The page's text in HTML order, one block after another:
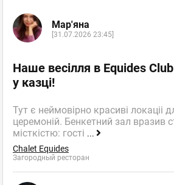
Мар'яна
[31.07.2026 23:45]
Наше весілля в Equides
у казці!
Тут є неймовірно красиві локаціі
церемоній. Бенкетний зал вразив
місткістю: гості ...
Chalet Equides
Загородный ресторан